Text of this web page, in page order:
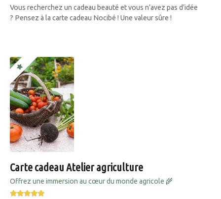
Vous recherchez un cadeau beauté et vous n’avez pas d’idée
? Pensez à la carte cadeau Nocibé ! Une valeur sûre !
Carte cadeau Atelier agriculture
Offrez une immersion au cœur du monde agricole 🌾